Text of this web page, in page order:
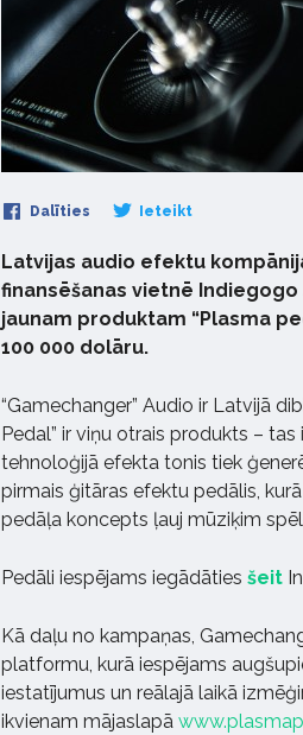
Dalīties Ieteikt
Latvijas audio efektu
finansēšanas vietnē
jaunam produktam “Plasma
100 000 dolāru.
“Gamechanger” Audio ir Latvijā
Pedal” ir viņu otrais produkts –
tehnoloģijā efekta tonis tiek
pirmais ģitāras efektu pedālis,
pedāļa koncepts ļauj mūziķim
Pedāli iespējams iegādāties šeit
Kā daļu no kampaņas,
platformu, kurā iespējams
iestatījumus un reālajā laikā
ikvienam mājaslapā